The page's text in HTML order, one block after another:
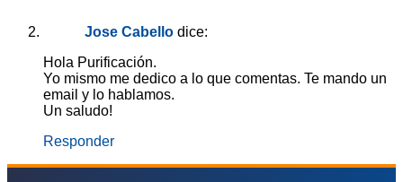
Jose Cabello dice:
Hola Purificación.
Yo mismo me dedico a lo que comentas. Te mando un
email y lo hablamos.
Un saludo!
Responder